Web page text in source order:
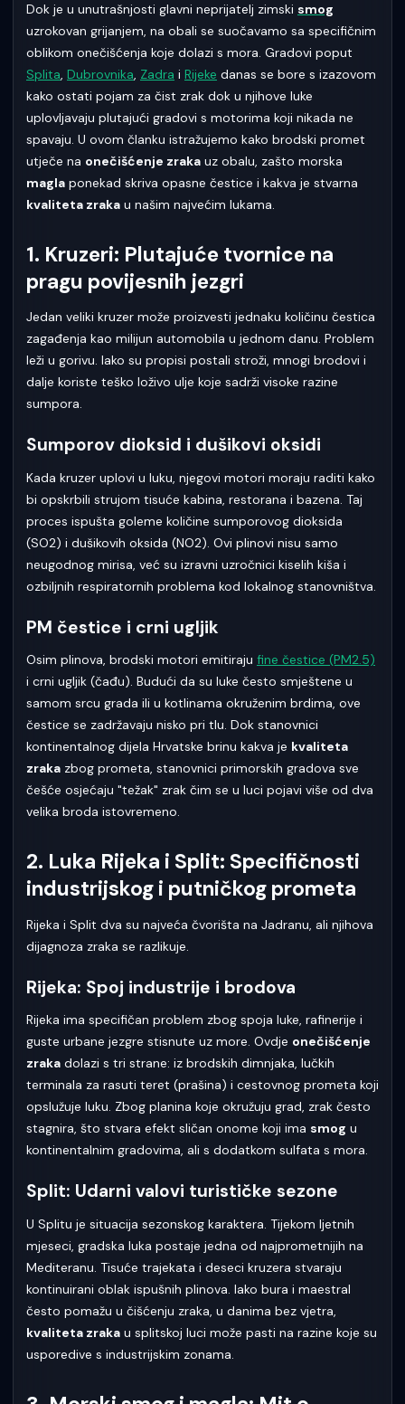
Dok je u unutrašnjosti glavni neprijatelj zimski smog
uzrokovan grijanjem, na obali se suočavamo sa specifičnim
oblikom onečišćenja koje dolazi s mora. Gradovi poput
Splita, Dubrovnika, Zadra i Rijeke danas se bore s izazovom
kako ostati pojam za čist zrak dok u njihove luke
uplovljavaju plutajući gradovi s motorima koji nikada ne
spavaju. U ovom članku istražujemo kako brodski promet
utječe na onečišćenje zraka uz obalu, zašto morska
magla ponekad skriva opasne čestice i kakva je stvarna
kvaliteta zraka u našim najvećim lukama.
1. Kruzeri: Plutajuće tvornice na
pragu povijesnih jezgri
Jedan veliki kruzer može proizvesti jednaku količinu čestica
zagađenja kao milijun automobila u jednom danu. Problem
leži u gorivu. Iako su propisi postali stroži, mnogi brodovi i
dalje koriste teško loživo ulje koje sadrži visoke razine
sumpora.
Sumporov dioksid i dušikovi oksidi
Kada kruzer uplovi u luku, njegovi motori moraju raditi kako
bi opskrbili strujom tisuće kabina, restorana i bazena. Taj
proces ispušta goleme količine sumporovog dioksida
(SO2) i dušikovih oksida (NO2). Ovi plinovi nisu samo
neugodnog mirisa, već su izravni uzročnici kiselih kiša i
ozbiljnih respiratornih problema kod lokalnog stanovništva.
PM čestice i crni ugljik
Osim plinova, brodski motori emitiraju fine čestice (PM2.5)
i crni ugljik (čađu). Budući da su luke često smještene u
samom srcu grada ili u kotlinama okruženim brdima, ove
čestice se zadržavaju nisko pri tlu. Dok stanovnici
kontinentalnog dijela Hrvatske brinu kakva je kvaliteta
zraka zbog prometa, stanovnici primorskih gradova sve
češće osjećaju "težak" zrak čim se u luci pojavi više od dva
velika broda istovremeno.
2. Luka Rijeka i Split: Specifičnosti
industrijskog i putničkog prometa
Rijeka i Split dva su najveća čvorišta na Jadranu, ali njihova
dijagnoza zraka se razlikuje.
Rijeka: Spoj industrije i brodova
Rijeka ima specifičan problem zbog spoja luke, rafinerije i
guste urbane jezgre stisnute uz more. Ovdje onečišćenje
zraka dolazi s tri strane: iz brodskih dimnjaka, lučkih
terminala za rasuti teret (prašina) i cestovnog prometa koji
opslužuje luku. Zbog planina koje okružuju grad, zrak često
stagnira, što stvara efekt sličan onome koji ima smog u
kontinentalnim gradovima, ali s dodatkom sulfata s mora.
Split: Udarni valovi turističke sezone
U Splitu je situacija sezonskog karaktera. Tijekom ljetnih
mjeseci, gradska luka postaje jedna od najprometnijih na
Mediteranu. Tisuće trajekata i deseci kruzera stvaraju
kontinuirani oblak ispušnih plinova. Iako bura i maestral
često pomažu u čišćenju zraka, u danima bez vjetra,
kvaliteta zraka u splitskoj luci može pasti na razine koje su
usporedive s industrijskim zonama.